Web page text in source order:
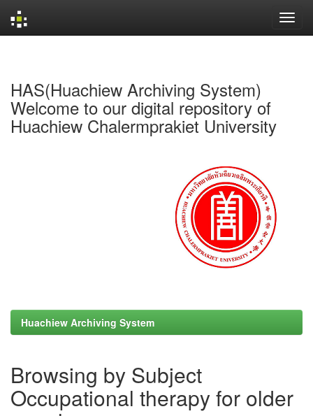
HAS(Huachiew Archiving System)
Welcome to our digital repository of
Huachiew Chalermprakiet University
Huachiew Archiving System
Browsing by Subject
Occupational therapy for older